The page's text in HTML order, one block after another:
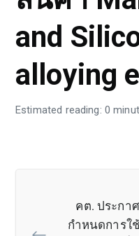
and
alloying
Estimated reading: 0
คต. ประกา
กำหนดการใ